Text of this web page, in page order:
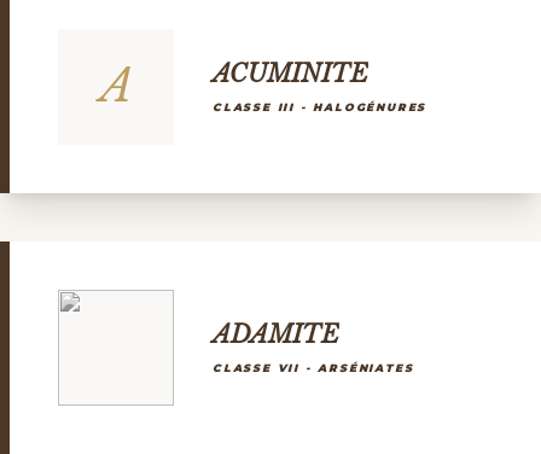
A ACUMINITE
CLASSE III - HALOGÉNURES
ADAMITE
CLASSE VII - ARSÉNIATES